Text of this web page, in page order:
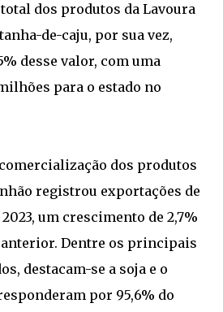
dos produtos da Lavoura
de-caju, por sua vez,
desse valor, com uma
para o estado no
dos produtos
registrou exportações de
um crescimento de 2,7%
anterior. Dentre os principais
destacam-se a soja e o
por 95,6% do